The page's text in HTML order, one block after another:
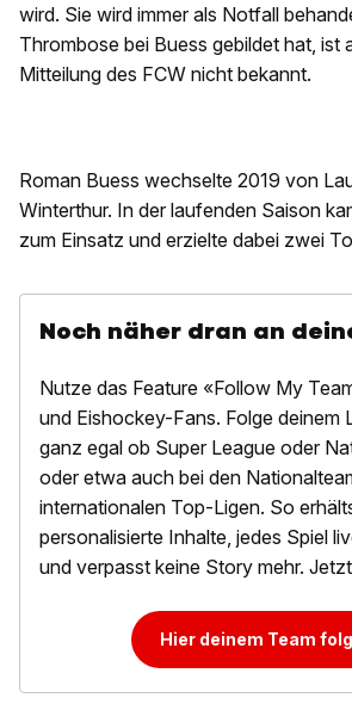
wird. Sie wird immer als Notfall
Thrombose bei Buess gebildet hat, ist
Mitteilung des FCW nicht bekannt.
Roman Buess wechselte 2019 von
Winterthur. In der laufenden Saison
zum Einsatz und erzielte dabei zwei
Noch näher dran an
Nutze das Feature «Follow My
und Eishockey-Fans. Folge deinem
ganz egal ob Super League oder
oder etwa auch bei den
internationalen Top-Ligen. So
personalisierte Inhalte, jedes Spiel
und verpasst keine Story mehr.
Hier deinem Team